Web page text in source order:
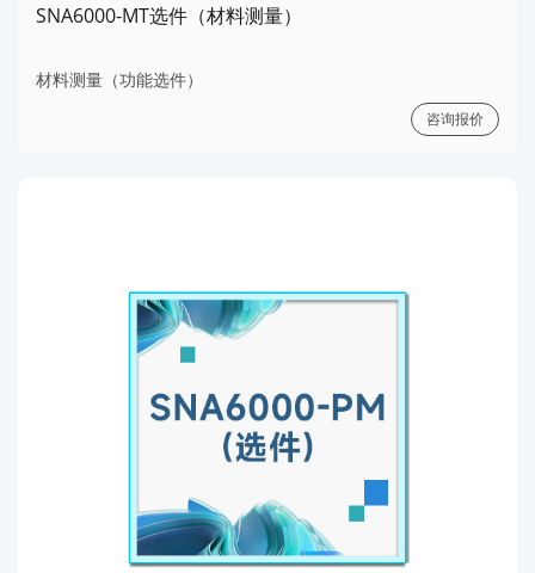
SNA6000-MT选件（材料测量）
材料测量（功能选件）
咨询报价